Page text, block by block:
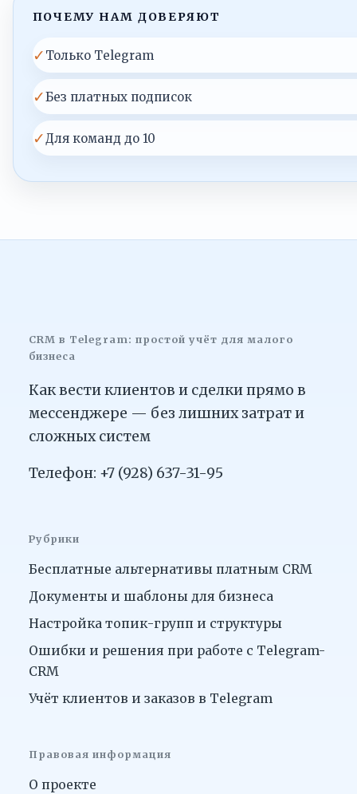
ПОЧЕМУ НАМ ДОВЕРЯЮТ
✓ Только Telegram
✓Без платных подписок
✓ Для команд до 10
CRM в Telegram: простой учёт для малого
бизнеса
Как вести клиентов и сделки прямо в
мессенджере — без лишних затрат и
сложных систем
Телефон: +7 (928) 637-31-95
Рубрики
Бесплатные альтернативы платным CRM
Документы и шаблоны для бизнеса
Настройка топик-групп и структуры
Ошибки и решения при работе с Telegram-
CRM
Учёт клиентов и заказов в Telegram
Правовая информация
О проекте